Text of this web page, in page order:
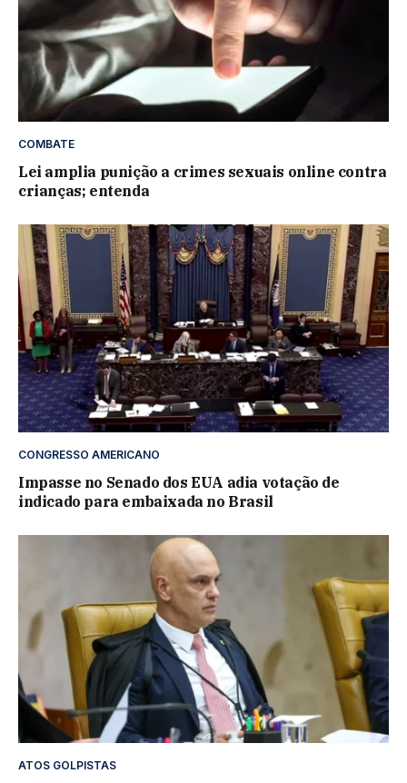
COMBATE
Lei amplia punição a crimes sexuais online contra
crianças; entenda
CONGRESSO AMERICANO
Impasse no Senado dos EUA adia votação de
indicado para embaixada no Brasil
ATOS GOLPISTAS